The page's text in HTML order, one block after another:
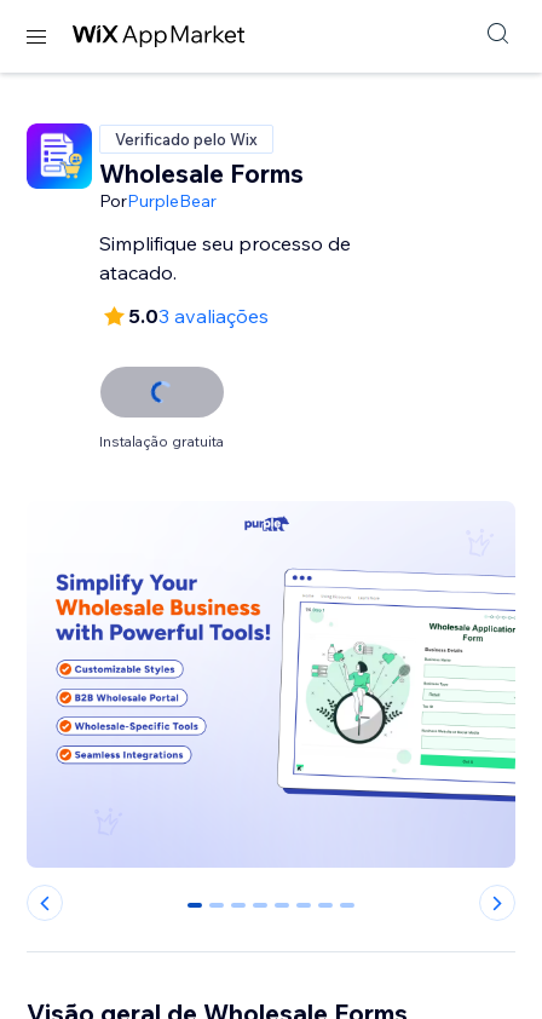
Verificado pelo Wix
Wholesale Forms
PorPurpleBear
Simplifique seu processo de
atacado.
5.03 avaliações
Instalação gratuita
0 1 2 3 4 5 6 7